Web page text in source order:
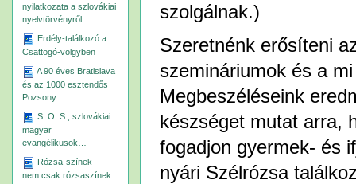
nyilatkozata a szlovákiai
nyelvtörvényről
Erdély-találkozó a
Csattogó-völgyben
A 90 éves Bratislava
és az 1000 esztendős
Pozsony
S. O. S., szlovákiai
magyar
evangélikusok…
Rózsa-színek –
nem csak rózsaszínek
szolgálnak.)
Szeretnénk erősíteni
szemináriumok és a
Megbeszéléseink
készséget mutat arra,
fogadjon gyermek- és
nyári Szélrózsa